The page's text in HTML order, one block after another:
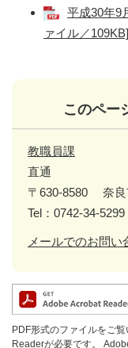
平成30年9
ァイル／109KB]
このペー
教職員課
直通
〒630-8580
奈
Tel：0742-34-5299
メールでのお問い
PDF形式のファイルをご
Readerが必要です。